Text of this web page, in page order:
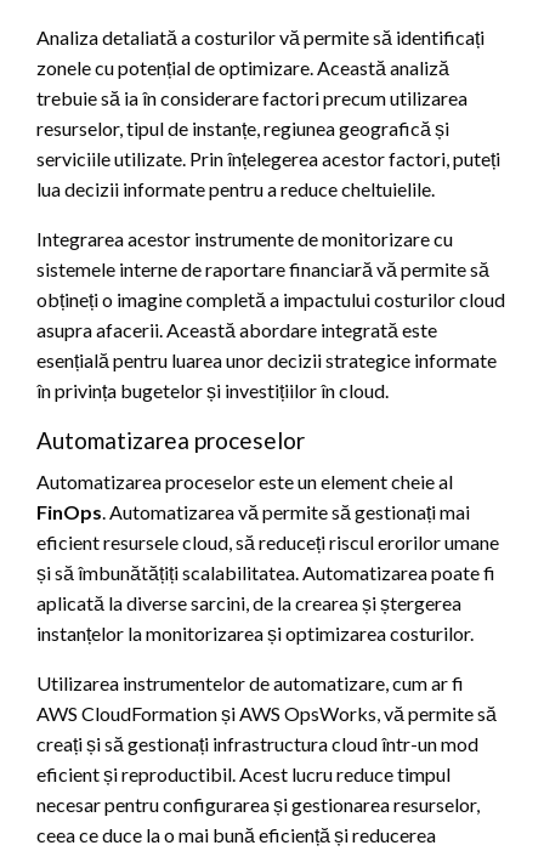
Analiza detaliată a costurilor vă permite să identificați
zonele cu potențial de optimizare. Această analiză
trebuie să ia în considerare factori precum utilizarea
resurselor, tipul de instanțe, regiunea geografică și
serviciile utilizate. Prin înțelegerea acestor factori, puteți
lua decizii informate pentru a reduce cheltuielile.
Integrarea acestor instrumente de monitorizare cu
sistemele interne de raportare financiară vă permite să
obțineți o imagine completă a impactului costurilor cloud
asupra afacerii. Această abordare integrată este
esențială pentru luarea unor decizii strategice informate
în privința bugetelor și investițiilor în cloud.
Automatizarea proceselor
Automatizarea proceselor este un element cheie al
FinOps. Automatizarea vă permite să gestionați mai
eficient resursele cloud, să reduceți riscul erorilor umane
și să îmbunătățiți scalabilitatea. Automatizarea poate fi
aplicată la diverse sarcini, de la crearea și ștergerea
instanțelor la monitorizarea și optimizarea costurilor.
Utilizarea instrumentelor de automatizare, cum ar fi
AWS CloudFormation și AWS OpsWorks, vă permite să
creați și să gestionați infrastructura cloud într-un mod
eficient și reproductibil. Acest lucru reduce timpul
necesar pentru configurarea și gestionarea resurselor,
ceea ce duce la o mai bună eficiență și reducerea